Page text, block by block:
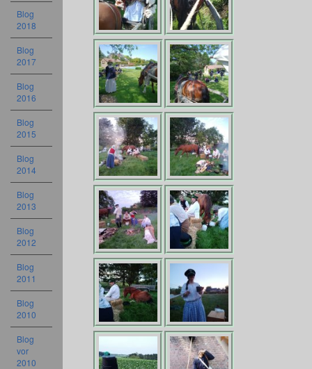
Blog
2018
Blog
2017
Blog
2016
Blog
2015
Blog
2014
Blog
2013
Blog
2012
Blog
2011
Blog
2010
Blog
vor
2010